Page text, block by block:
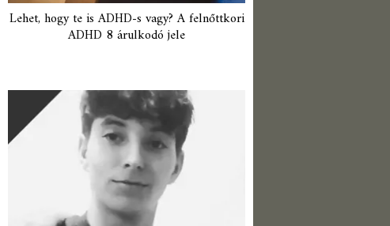
Lehet, hogy te is ADHD-s vagy? A felnőttkori
ADHD 8 árulkodó jele